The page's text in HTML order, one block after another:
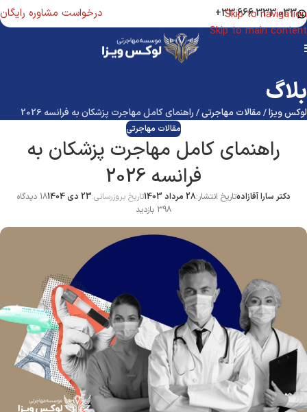
Skip to navigation
Skip to main content
033 333 666 33+ درخواست مشاوره رایگان
بلاگ
لوکس ویزا/مقالات مهاجرتی/راهنمای کامل مهاجرت پزشکان به فرانسه 2026
مقالات مهاجرتی
راهنمای کامل مهاجرت پزشکان به
فرانسه 2026
دکتر سارا آقازادهتاریخ انتشار:28 مرداد 1403 تاریخ بروزرسانی:23 دی 1404
18 دیدگاه
398 بازدید